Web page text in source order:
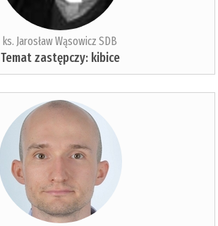
ks. Jarosław Wąsowicz SDB
Temat zastępczy: kibice